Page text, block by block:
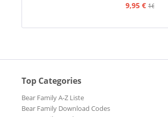
9,95 € 16,75 €
Top Categories
Bear Family A-Z Liste
Bear Family Download Codes